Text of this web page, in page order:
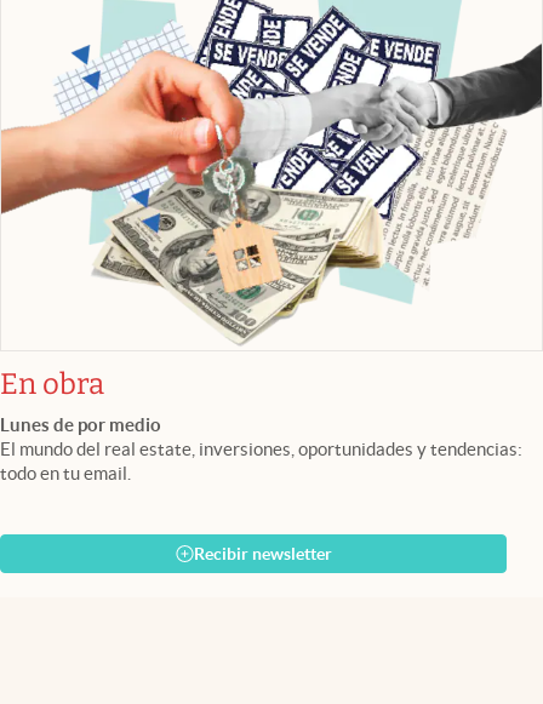
En obra
Lunes de por medio
El mundo del real estate, inversiones, oportunidades y tendencias:
todo en tu email.
Recibir newsletter